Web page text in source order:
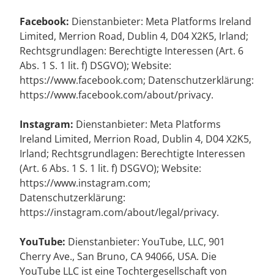
Facebook: Dienstanbieter: Meta Platforms Ireland
Limited, Merrion Road, Dublin 4, D04 X2K5, Irland;
Rechtsgrundlagen: Berechtigte Interessen (Art. 6
Abs. 1 S. 1 lit. f) DSGVO); Website:
https://www.facebook.com; Datenschutzerklärung:
https://www.facebook.com/about/privacy.
Instagram: Dienstanbieter: Meta Platforms
Ireland Limited, Merrion Road, Dublin 4, D04 X2K5,
Irland; Rechtsgrundlagen: Berechtigte Interessen
(Art. 6 Abs. 1 S. 1 lit. f) DSGVO); Website:
https://www.instagram.com;
Datenschutzerklärung:
https://instagram.com/about/legal/privacy.
YouTube: Dienstanbieter: YouTube, LLC, 901
Cherry Ave., San Bruno, CA 94066, USA. Die
YouTube LLC ist eine Tochtergesellschaft von